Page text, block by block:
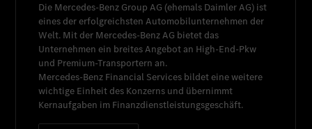
Die Mercedes-Benz Group AG (ehemals Daimler AG) ist
eines der erfolgreichsten Automobilunternehmen der
Welt. Mit der Mercedes-Benz AG bietet das
Unternehmen ein breites Angebot an High-End-Pkw
und Premium-Transportern an.
Mercedes-Benz Financial Services bildet eine weitere
wichtige Einheit des Konzerns und übernimmt
Kernaufgaben im Finanzdienstleistungsgeschäft.